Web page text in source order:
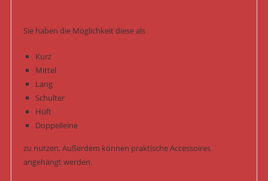
Sie haben die Möglichkeit diese als
Kurz
Mittel
Lang
Schulter
Hüft
Doppelleine
zu nutzen. Außerdem können praktische Accessoires
angehängt werden.